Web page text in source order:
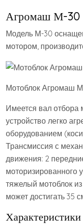
Агромаш М-30
Модель М-30
мотором,
Мотоблок Агромаш
Имеется вал отбора
устройство легко
оборудованием
Трансмиссия с
движения: 2
моторизированного
тяжелый мотоблок
может достигать 35
Характеристики